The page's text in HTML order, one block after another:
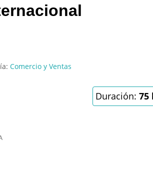
Comercio y Ventas
Duración: 75